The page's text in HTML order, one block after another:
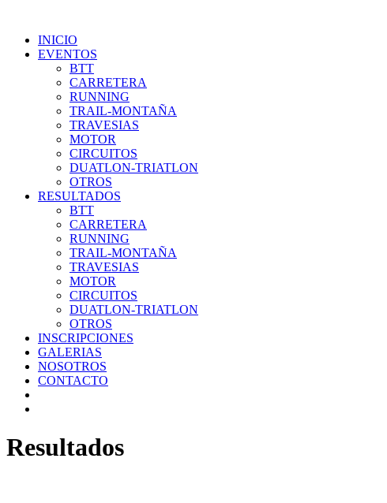
INICIO
EVENTOS
BTT
CARRETERA
RUNNING
TRAIL-MONTAÑA
TRAVESIAS
MOTOR
CIRCUITOS
DUATLON-TRIATLON
OTROS
RESULTADOS
BTT
CARRETERA
RUNNING
TRAIL-MONTAÑA
TRAVESIAS
MOTOR
CIRCUITOS
DUATLON-TRIATLON
OTROS
INSCRIPCIONES
GALERIAS
NOSOTROS
CONTACTO
Resultados